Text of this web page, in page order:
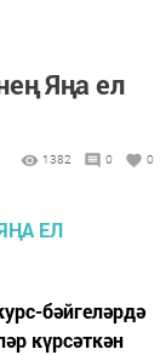
Яңа ел
1382 0 0
бәйгеләрдә
күрсәткән